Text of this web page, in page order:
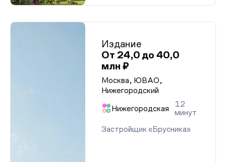
Издание
От 24,0 до 40,0
млн ₽
Москва, ЮВАО,
Нижегородский
Нижегородская
12
минут
Застройщик «Брусника»